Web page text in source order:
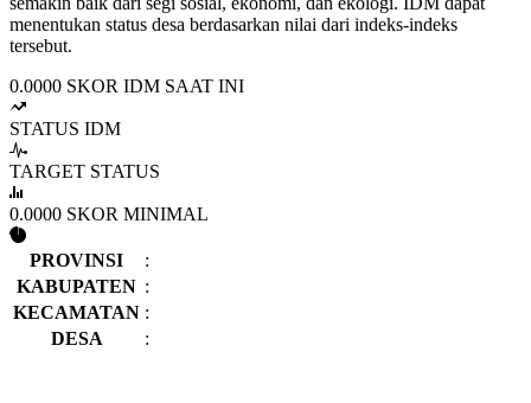
menentukan status desa berdasarkan nilai dari indeks-indeks
tersebut.
0.0000 SKOR IDM SAAT INI
STATUS IDM
TARGET STATUS
0.0000 SKOR MINIMAL
PROVINSI
:
KABUPATEN :
KECAMATAN :
DESA
: